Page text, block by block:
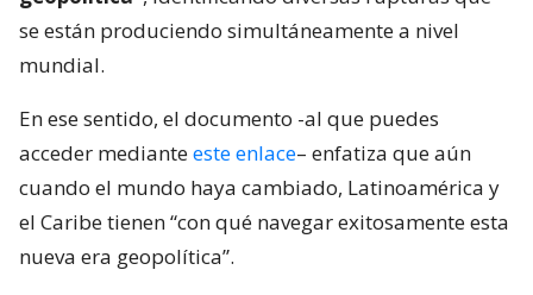
se están produciendo simultáneamente a nivel
mundial.
En ese sentido, el documento -al que puedes
acceder medianteeste enlace– enfatiza que aún
cuando el mundo haya cambiado, Latinoamérica y
el Caribe tienen “con qué navegar exitosamente esta
nueva era geopolítica”.